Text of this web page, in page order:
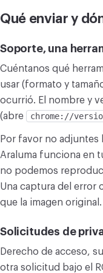
MODIFICAR
Convertir
Qué enviar y
Soporte, una
Cuéntanos qué
usar (formato y
ocurrió. El nombre y
(abre
chrome://
Por favor no adjuntes
Araluma funciona en
no podemos
Una captura del error
que la imagen original.
Solicitudes de
Derecho de acceso,
otra solicitud bajo el